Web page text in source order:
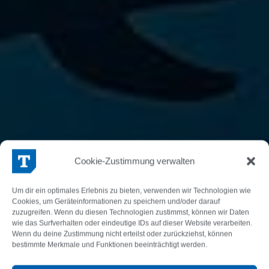
Cookie-Zustimmung verwalten
Um dir ein optimales Erlebnis zu bieten, verwenden wir Technologien wie
Cookies, um Geräteinformationen zu speichern und/oder darauf
zuzugreifen. Wenn du diesen Technologien zustimmst, können wir Daten
wie das Surfverhalten oder eindeutige IDs auf dieser Website verarbeiten.
Wenn du deine Zustimmung nicht erteilst oder zurückziehst, können
bestimmte Merkmale und Funktionen beeinträchtigt werden.
Hallo, wir sind TOPPAN
Digital Language.